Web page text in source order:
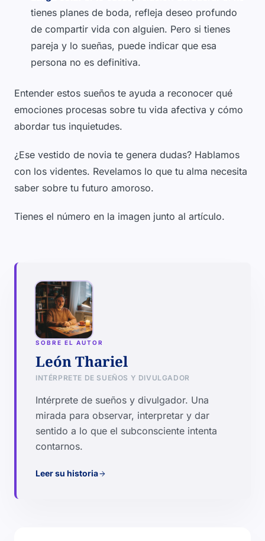
tienes planes de boda, refleja deseo profundo
de compartir vida con alguien. Pero si tienes
pareja y lo sueñas, puede indicar que esa
persona no es definitiva.
Entender estos sueños te ayuda a reconocer qué
emociones procesas sobre tu vida afectiva y cómo
abordar tus inquietudes.
¿Ese vestido de novia te genera dudas? Hablamos
con los videntes. Revelamos lo que tu alma necesita
saber sobre tu futuro amoroso.
Tienes el número en la imagen junto al artículo.
SOBRE EL AUTOR
León Thariel
INTÉRPRETE DE SUEÑOS Y DIVULGADOR
Intérprete de sueños y divulgador. Una
mirada para observar, interpretar y dar
sentido a lo que el subconsciente intenta
contarnos.
Leer su historiaarrow_forward